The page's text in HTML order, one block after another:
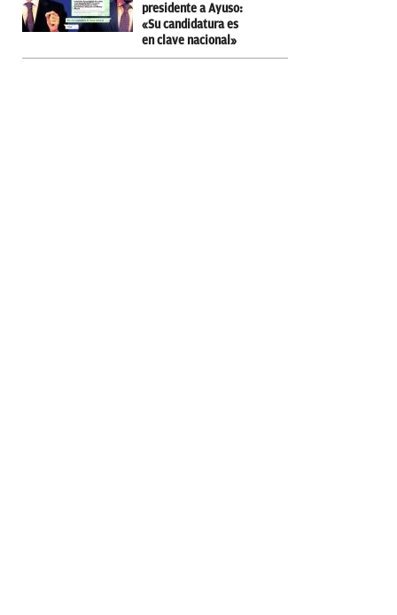
presidente a Ayuso:
«Su candidatura es
en clave nacional»